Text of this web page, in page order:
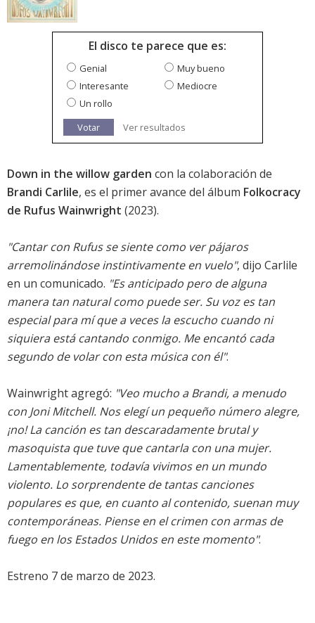
El disco te parece que es:
Genial
Muy bueno
Interesante
Mediocre
Un rollo
Votar
Ver resultados
Down in the willow garden con la colaboración de
Brandi Carlile, es el primer avance del álbum Folkocracy
de Rufus Wainwright (2023).
"Cantar con Rufus se siente como ver pájaros
arremolinándose instintivamente en vuelo", dijo Carlile
en un comunicado. "Es anticipado pero de alguna
manera tan natural como puede ser. Su voz es tan
especial para mí que a veces la escucho cuando ni
siquiera está cantando conmigo. Me encantó cada
segundo de volar con esta música con él".
Wainwright agregó: "Veo mucho a Brandi, a menudo
con Joni Mitchell. Nos elegí un pequeño número alegre,
¡no! La canción es tan descaradamente brutal y
masoquista que tuve que cantarla con una mujer.
Lamentablemente, todavía vivimos en un mundo
violento. Lo sorprendente de tantas canciones
populares es que, en cuanto al contenido, suenan muy
contemporáneas. Piense en el crimen con armas de
fuego en los Estados Unidos en este momento".
Estreno 7 de marzo de 2023.